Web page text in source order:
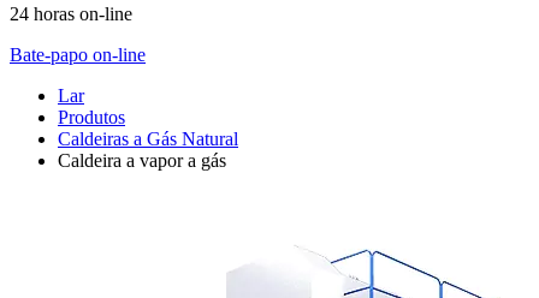
24 horas on-line
Bate-papo on-line
Lar
Produtos
Caldeiras a Gás Natural
Caldeira a vapor a gás